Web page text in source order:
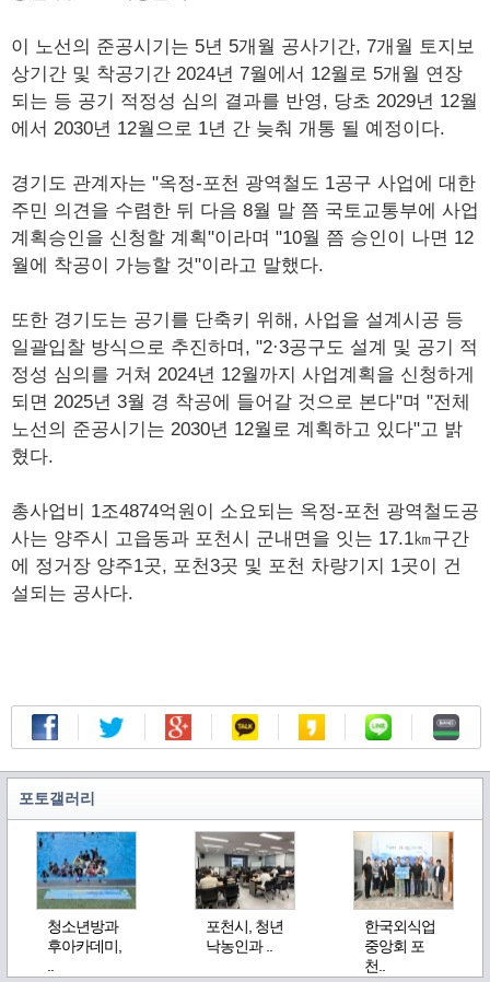
이 노선의 준공시기는 5년 5개월 공사기간, 7개월 토지보
상기간 및 착공기간 2024년 7월에서 12월로 5개월 연장
되는 등 공기 적정성 심의 결과를 반영, 당초 2029년 12월
에서 2030년 12월으로 1년 간 늦춰 개통 될 예정이다.
경기도 관계자는 "옥정-포천 광역철도 1공구 사업에 대한
주민 의견을 수렴한 뒤 다음 8월 말 쯤 국토교통부에 사업
계획승인을 신청할 계획"이라며 "10월 쯤 승인이 나면 12
월에 착공이 가능할 것"이라고 말했다.
또한 경기도는 공기를 단축키 위해, 사업을 설계시공 등
일괄입찰 방식으로 추진하며, "2·3공구도 설계 및 공기 적
정성 심의를 거쳐 2024년 12월까지 사업계획을 신청하게
되면 2025년 3월 경 착공에 들어갈 것으로 본다"며 "전체
노선의 준공시기는 2030년 12월로 계획하고 있다"고 밝
혔다.
총사업비 1조4874억원이 소요되는 옥정-포천 광역철도공
사는 양주시 고읍동과 포천시 군내면을 잇는 17.1㎞구간
에 정거장 양주1곳, 포천3곳 및 포천 차량기지 1곳이 건
설되는 공사다.
포토갤러리
청소년방과
후아카데미,
포천시, 청년
낙농인과 ..
한국외식업
중앙회 포
천..